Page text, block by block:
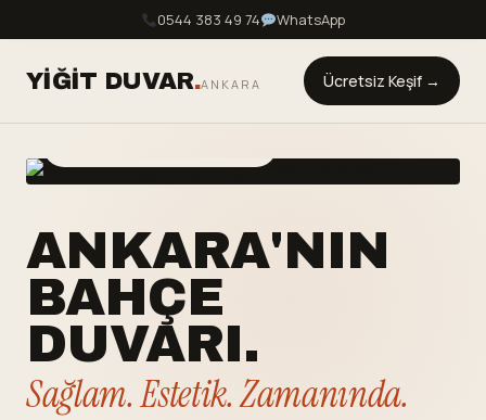
0544 383 49 74 WhatsApp
YIĞIT DUVAR.ANKARA Ücretsiz Keşif →
ANKARA'NIN
BAHÇE
DUVARI.
Sağlam. Estetik. Zamanında.